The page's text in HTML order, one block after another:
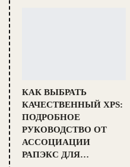
КАК ВЫБРАТЬ
КАЧЕСТВЕННЫЙ XPS:
ПОДРОБНОЕ
РУКОВОДСТВО ОТ
АССОЦИАЦИИ
РАПЭКС ДЛЯ…